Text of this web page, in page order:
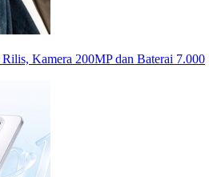
Kamera 200MP dan Baterai 7.000